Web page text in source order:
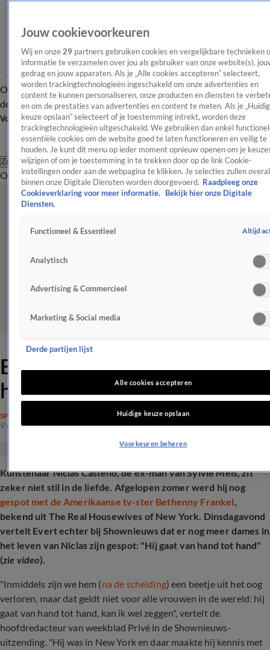
OverzichtAfleveringen Entertainment TV Algemeen
Tip
de redactieNieuwsbrief
Volg Shownieuws
Zoeken
OverzichtEntertainmentSpraakmakendRealityCrimeVideo's
Ex-man Sylvie Meis 'gaat van
hand naar hand' in de liefde
SPRAAKMAKEND
9 okt 2024, 14:10
Kunstenaar Niclas Castello, de ex-man van Sylvie Meis, zit
zeker niet stil in de liefde. Afgelopen zomer werd hij nog
gespot met de Amerikaanse tv-ster Bethenny Frankel,
bekend uit The Real Housewives of New York. Dinsdagavond
vertelt Evert echter bij Shownieuws dat er nog meer dames in
het leven van Niclas zijn gespot: "Hij gaat van hand tot hand"
(zie video).
"Inmiddels zijn we hem (na de scheiding) een beetje uit het oog
verloren, maar dat geldt niet voor alle vrouwen in de wereld: hij
gaat van hand tot hand, kan ik wel zeggen", vertelt de
hoofdredacteur van weekblad Privé in de Shownieuws-
uitzending. "Hij was in New York en daar maakte hij kennis met
Jouw cookievoorkeuren
Wij en onze 29 partners gebruiken cookies en vergelijkbare technieken
informatie te verzamelen over jou als gebruiker van onze website(s),
gedrag en jouw apparaten. Als je „Alle cookies accepteren” selecteert,
worden trackingtechnologieën ingeschakeld om onze advertenties en
content te kunnen personaliseren, onze producten en diensten te
en om de prestaties van advertenties en content te meten. Als je
keuze opslaan” selecteert of je toestemming intrekt, worden deze
trackingtechnologieën uitgeschakeld. We gebruiken dan enkel
essentiële cookies om de website goed te laten functioneren en veilig te
houden. Je kunt dit menu op ieder moment opnieuw openen om je
wijzigen of om je toestemming in te trekken door op de link Cookie-
instellingen onder aan de webpagina te klikken. Je selecties zullen overal
binnen onze Digitale Diensten worden doorgevoerd. Raadpleeg onze
Cookieverklaring voor meer informatie.
Bekijk hier onze Digitale
Diensten.
Functioneel & Essentieel Altijd
Analytisch
Advertising & Commercieel
Marketing & Social media
Derde partijen lijst
Alle cookies accepteren
Huidige keuze opslaan
Voorkeuren beheren